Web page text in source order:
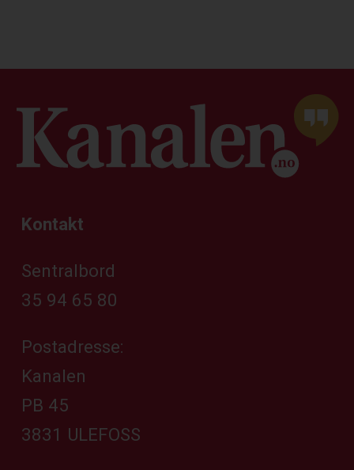
Kontakt
Sentralbord
35 94 65 80
Postadresse:
Kanalen
PB 45
3831 ULEFOSS